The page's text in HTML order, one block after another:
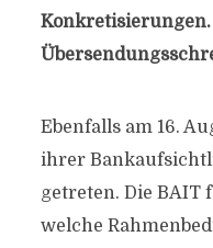
Ebenfalls am 16.
ihrer
getreten. Die BAIT
welche